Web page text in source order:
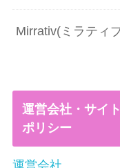
Mirrativ(ミラティ
運営会社・サイ
ポリシー
運営会社